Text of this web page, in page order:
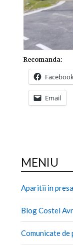
Recomanda:
Email
MENIU
Aparitii in presa
Blog Costel
Comunicate de